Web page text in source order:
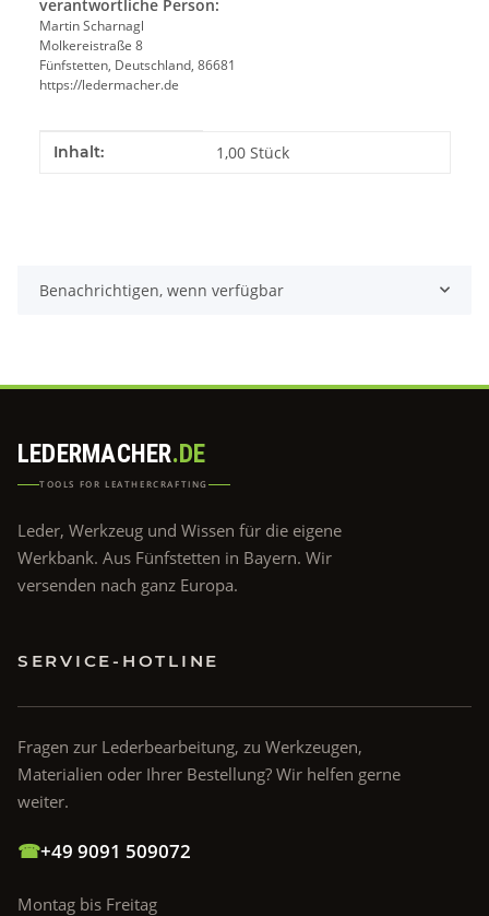
verantwortliche Person:
Martin Scharnagl
Molkereistraße 8
Fünfstetten, Deutschland, 86681
https://ledermacher.de
Produkteigenschaft
Wert
Inhalt: 1,00 Stück
Benachrichtigen, wenn verfügbar
LEDERMACHER.DE
TOOLS FOR LEATHERCRAFTING
Leder, Werkzeug und Wissen für die eigene
Werkbank. Aus Fünfstetten in Bayern. Wir
versenden nach ganz Europa.
SERVICE-HOTLINE
Fragen zur Lederbearbeitung, zu Werkzeugen,
Materialien oder Ihrer Bestellung? Wir helfen gerne
weiter.
☎+49 9091 509072
Montag bis Freitag